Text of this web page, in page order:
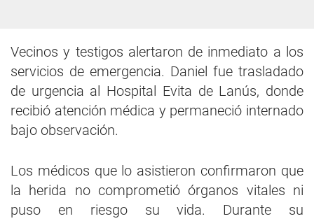
Vecinos y testigos alertaron de inmediato a los
servicios de emergencia. Daniel fue trasladado
de urgencia al Hospital Evita de Lanús, donde
recibió atención médica y permaneció internado
bajo observación.
Los médicos que lo asistieron confirmaron que
la herida no comprometió órganos vitales ni
puso en riesgo su vida. Durante su